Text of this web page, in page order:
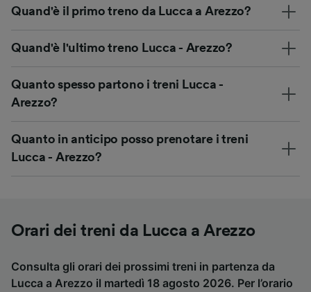
Quand'è il primo treno da Lucca a Arezzo?
Quand'è l'ultimo treno Lucca - Arezzo?
Quanto spesso partono i treni Lucca -
Arezzo?
Quanto in anticipo posso prenotare i treni
Lucca - Arezzo?
Orari dei treni da Lucca a Arezzo
Consulta gli orari dei prossimi treni in partenza da
Lucca a Arezzo il martedì 18 agosto 2026. Per l’orario